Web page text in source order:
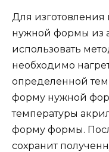
Для
нужной формы из
использовать
необходимо
определенной
форму нужной
температуры
форму формы.
сохранит